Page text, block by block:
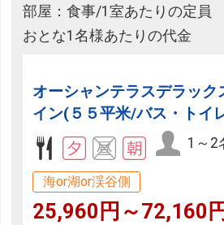
部屋：食事/1室あたりの定員
おとな1名様あたりの代金
オーシャンテラスデラック
イン(５５平米/バス・トイ
1～2
海or湖or渓谷側
25,960円～72,160円